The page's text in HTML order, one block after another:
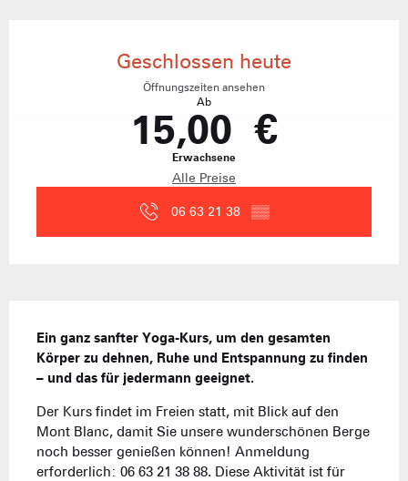
Geschlossen heute
Öffnungszeiten ansehen
Ab
15,00 €
Erwachsene
Alle Preise
06 63 21 38 ▒▒
Ein ganz sanfter Yoga-Kurs, um den gesamten
Körper zu dehnen, Ruhe und Entspannung zu finden
– und das für jedermann geeignet.
Der Kurs findet im Freien statt, mit Blick auf den
Mont Blanc, damit Sie unsere wunderschönen Berge
noch besser genießen können! Anmeldung
erforderlich: 06 63 21 38 88. Diese Aktivität ist für